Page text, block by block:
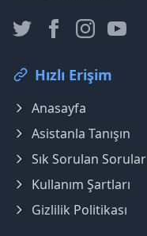
Hızlı Erişim
Anasayfa
Asistanla Tanışın
Sık Sorulan Sorular
Kullanım Şartları
Gizlilik Politikası